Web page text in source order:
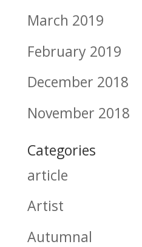
March 2019
February 2019
December 2018
November 2018
Categories
article
Artist
Autumnal